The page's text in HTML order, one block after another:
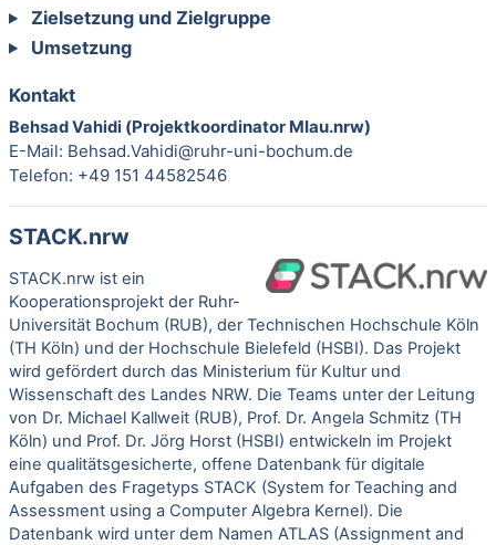
Zielsetzung und Zielgruppe
Umsetzung
Kontakt
Behsad Vahidi (Projektkoordinator MIau.nrw)
E-Mail: Behsad.Vahidi@ruhr-uni-bochum.de
Telefon: +49 151 44582546
STACK.nrw
STACK.nrw ist ein
Kooperationsprojekt der Ruhr-
Universität Bochum (RUB), der Technischen Hochschule Köln
(TH Köln) und der Hochschule Bielefeld (HSBI). Das Projekt
wird gefördert durch das Ministerium für Kultur und
Wissenschaft des Landes NRW. Die Teams unter der Leitung
von Dr. Michael Kallweit (RUB), Prof. Dr. Angela Schmitz (TH
Köln) und Prof. Dr. Jörg Horst (HSBI) entwickeln im Projekt
eine qualitätsgesicherte, offene Datenbank für digitale
Aufgaben des Fragetyps STACK (System for Teaching and
Assessment using a Computer Algebra Kernel). Die
Datenbank wird unter dem Namen ATLAS (Assignment and